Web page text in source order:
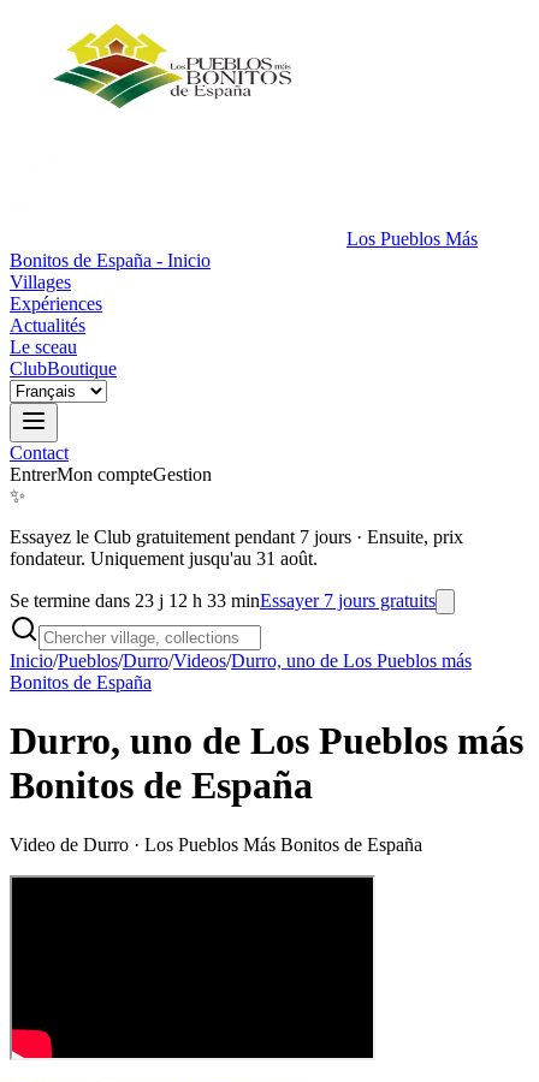
Los Pueblos Más
Bonitos de España - Inicio
Villages
Expériences
Actualités
Le sceau
ClubBoutique
Contact
EntrerMon compteGestion
✨
Essayez le Club gratuitement pendant 7 jours · Ensuite, prix
fondateur. Uniquement jusqu'au 31 août.
Se termine dans 23 j 12 h 33 minEssayer 7 jours gratuits
Inicio/Pueblos/Durro/Videos/Durro, uno de Los Pueblos más
Bonitos de España
Durro, uno de Los Pueblos más
Bonitos de España
Video de Durro · Los Pueblos Más Bonitos de España